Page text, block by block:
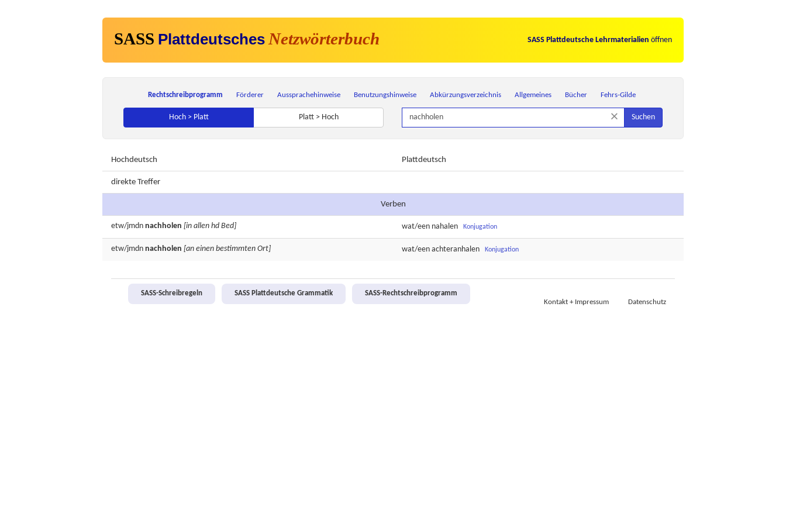
SASS Plattdeutsches Netzwörterbuch SASS Plattdeutsche Lehrmaterialien öffnen
Rechtschreibprogramm Förderer Aussprachehinweise Benutzungshinweise Abkürzungsverzeichnis Allgemeines Bücher Fehrs-Gilde
Hoch > Platt Platt > Hoch × Suchen
Hochdeutsch Plattdeutsch
direkte Treffer
Verben
etw/jmdn nachholen [in allen hd Bed] wat/een nahalen Konjugation
etw/jmdn nachholen [an einen bestimmten Ort] wat/een achteranhalen Konjugation
SASS-Schreibregeln SASS Plattdeutsche Grammatik
SASS-Rechtschreibprogramm
Kontakt + Impressum
Datenschutz